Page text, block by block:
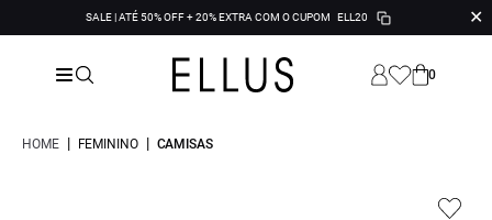
SALE | ATÉ 50% OFF + 20% EXTRA COM O CUPOM ELL20 ✕
0
HOME | FEMININO | CAMISAS